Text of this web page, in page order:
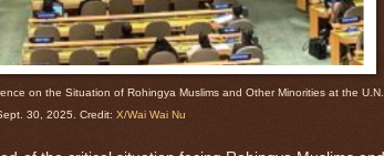
on the Situation of Rohingya Muslims and Other Minorities at the U.N.
30, 2025. Credit: X/Wai Wai Nu